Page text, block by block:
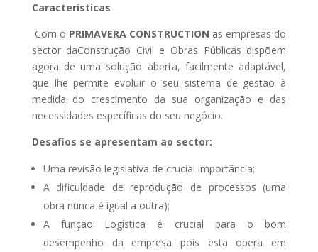
Características
Com o PRIMAVERA CONSTRUCTION as empresas do
sector daConstrução Civil e Obras Públicas dispõem
agora de uma solução aberta, facilmente adaptável,
que lhe permite evoluir o seu sistema de gestão à
medida do crescimento da sua organização e das
necessidades específicas do seu negócio.
Desafios se apresentam ao sector:
Uma revisão legislativa de crucial importância;
A dificuldade de reprodução de processos (uma
obra nunca é igual a outra);
A função Logística é crucial para o bom
desempenho da empresa pois esta opera em